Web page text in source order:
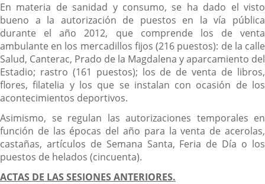
En materia de sanidad y consumo, se ha dado el visto
bueno a la autorización de puestos en la vía pública
durante el año 2012, que comprende los de venta
ambulante en los mercadillos fijos (216 puestos): de la calle
Salud, Canterac, Prado de la Magdalena y aparcamiento del
Estadio; rastro (161 puestos); los de de venta de libros,
flores, filatelia y los que se instalan con ocasión de los
acontecimientos deportivos.
Asimismo, se regulan las autorizaciones temporales en
función de las épocas del año para la venta de acerolas,
castañas, artículos de Semana Santa, Feria de Día o los
puestos de helados (cincuenta).
ACTAS DE LAS SESIONES ANTERIORES.